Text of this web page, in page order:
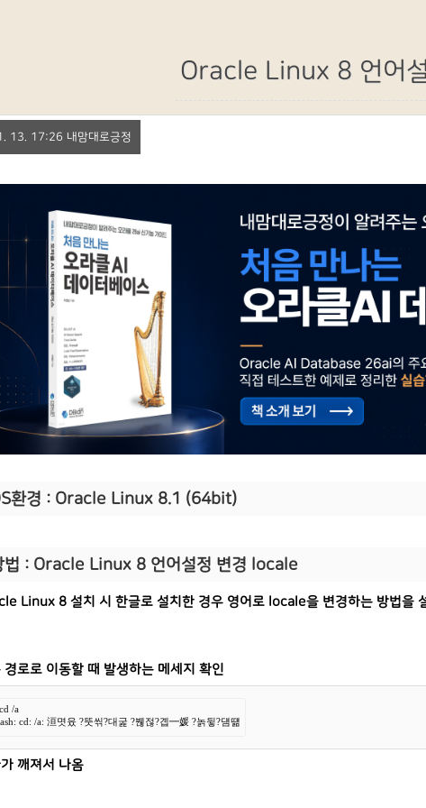
Oracle Linux 8 언어
13. 17:26 내맘대로긍정
환경 : Oracle Linux 8.1 (64bit)
법 : Oracle Linux 8 언어설정 변경 locale
Linux 8 설치 시 한글로 설치한 경우 영어로 locale을 변경하는 방법을
경로로 이동할 때 발생하는 메세지 확인
/a
cd: /a: 洹몃윴 ?뚯씪?대굹 ?붾젆?곕━媛 ?놁뒿?덈떎
깨져서 나옴